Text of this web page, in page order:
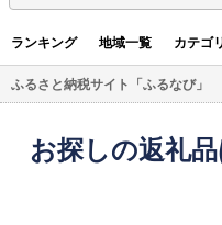
ランキング 地域一覧 カテゴ
ふるさと納税サイト「ふるなび」
お探しの返礼